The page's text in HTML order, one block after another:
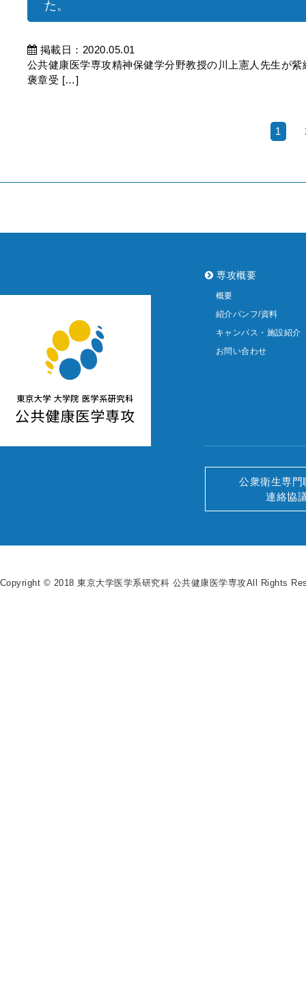
た。
掲載日：2020.05.01
公共健康医学専攻精神保健学分野教授の川上憲人先生が
褒章受 […]
1
専攻概要
概要
紹介パンフ/資料
キャンパス・施設紹介
お問い合わせ
公衆衛生専門
連絡協
Copyright © 2018 東京大学医学系研究科 公共健康医学専攻All Rights